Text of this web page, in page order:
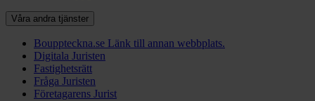
Våra andra tjänster
Bouppteckna.se Länk till annan webbplats.
Digitala Juristen
Fastighetsrätt
Fråga Juristen
Företagarens Jurist